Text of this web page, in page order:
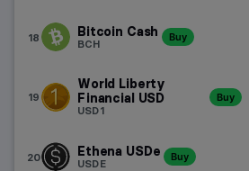
18 Bitcoin Cash
BCH
Buy
19
World Liberty
Financial USD
USD1
Buy
20 Ethena USDe
USDE
Buy